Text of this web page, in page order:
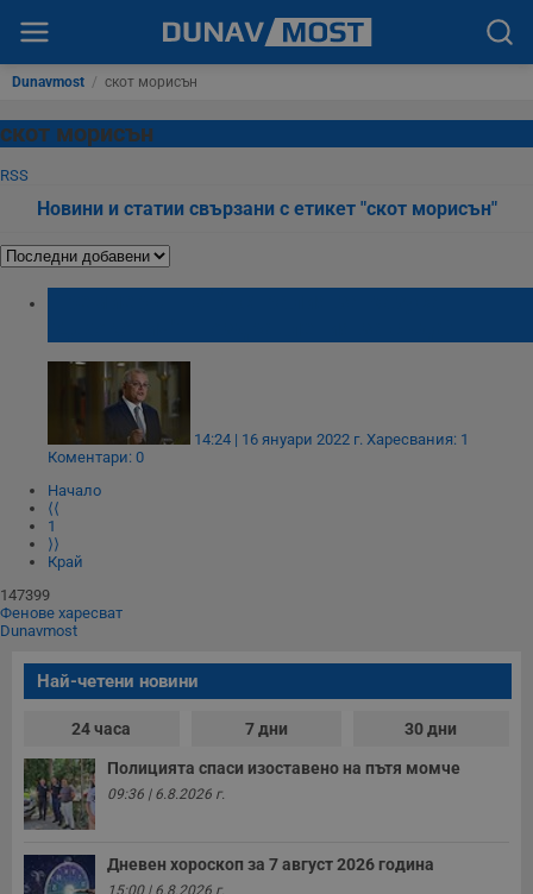
Dunavmost / скот морисън
скот морисън
RSS
Новини и статии свързани с етикет "скот морисън"
14:24 | 16 януари 2022 г. Харесвания: 1
Коментари: 0
Начало
⟨⟨
1
⟩⟩
Край
147399
Фенове харесват
Dunavmost
Най-четени новини
24 часа 7 дни 30 дни
Полицията спаси изоставено на пътя момче
09:36 | 6.8.2026 г.
Дневен хороскоп за 7 август 2026 година
15:00 | 6.8.2026 г.